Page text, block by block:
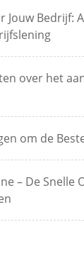
Jouw Bedrijf:
over het
om de
– De Snelle